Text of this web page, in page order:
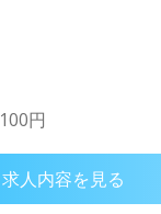
円
求人内容を見る